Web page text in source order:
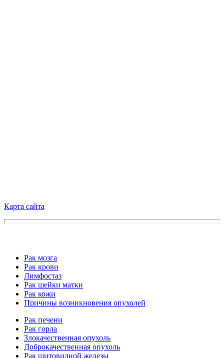
Карта сайта
Рак мозга
Рак крови
Лимфостаз
Рак шейки матки
Рак кожи
Причины возникновения опухолей
Рак печени
Рак горла
Злокачественная опухоль
Доброкачественная опухоль
Рак щитовидной железы